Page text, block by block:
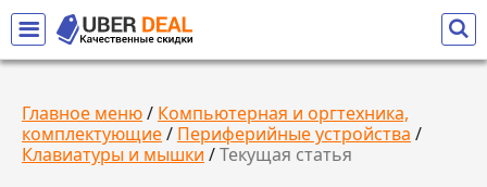
Главное меню/ Компьютерная и оргтехника,
комплектующие/ Периферийные устройства /
Клавиатуры и мышки /Текущая статья